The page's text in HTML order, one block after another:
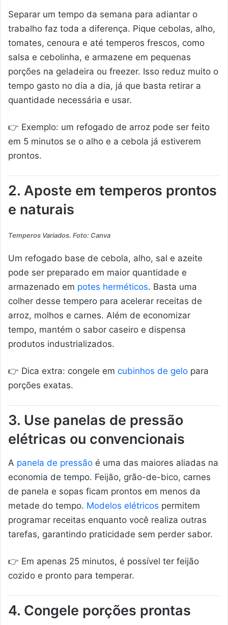
Separar um tempo da semana para adiantar o
trabalho faz toda a diferença. Pique cebolas, alho,
tomates, cenoura e até temperos frescos, como
salsa e cebolinha, e armazene em pequenas
porções na geladeira ou freezer. Isso reduz muito o
tempo gasto no dia a dia, já que basta retirar a
quantidade necessária e usar.
👉 Exemplo: um refogado de arroz pode ser feito
em 5 minutos se o alho e a cebola já estiverem
prontos.
2. Aposte em temperos prontos
e naturais
Temperos Variados. Foto: Canva
Um refogado base de cebola, alho, sal e azeite
pode ser preparado em maior quantidade e
armazenado em potes herméticos. Basta uma
colher desse tempero para acelerar receitas de
arroz, molhos e carnes. Além de economizar
tempo, mantém o sabor caseiro e dispensa
produtos industrializados.
👉 Dica extra: congele em cubinhos de gelo para
porções exatas.
3. Use panelas de pressão
elétricas ou convencionais
A panela de pressão é uma das maiores aliadas na
economia de tempo. Feijão, grão-de-bico, carnes
de panela e sopas ficam prontos em menos da
metade do tempo. Modelos elétricos permitem
programar receitas enquanto você realiza outras
tarefas, garantindo praticidade sem perder sabor.
👉 Em apenas 25 minutos, é possível ter feijão
cozido e pronto para temperar.
4. Congele porções prontas